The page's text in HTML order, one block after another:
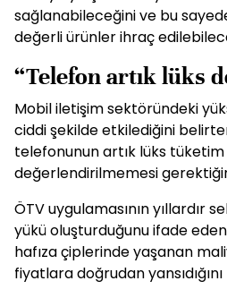
sağlanabileceğini ve bu
değerli ürünler ihraç
“Telefon artık lüks
Mobil iletişim sektöründeki
ciddi şekilde etkilediğini
telefonunun artık lüks
değerlendirilmemesi
ÖTV uygulamasının yıllardır
yükü oluşturduğunu ifade
hafıza çiplerinde yaşanan
fiyatlara doğrudan